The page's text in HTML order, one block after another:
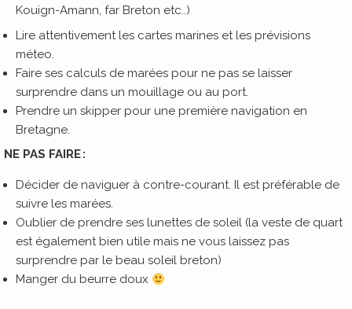
Kouign-Amann, far Breton etc..)
Lire attentivement les cartes marines et les prévisions
méteo.
Faire ses calculs de marées pour ne pas se laisser
surprendre dans un mouillage ou au port.
Prendre un skipper pour une première navigation en
Bretagne.
NE PAS FAIRE :
Décider de naviguer à contre-courant. Il est préférable de
suivre les marées.
Oublier de prendre ses lunettes de soleil (la veste de quart
est également bien utile mais ne vous laissez pas
surprendre par le beau soleil breton)
Manger du beurre doux